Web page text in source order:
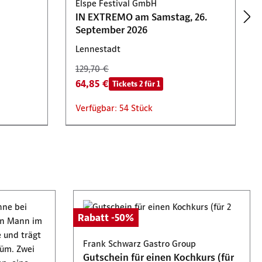
Elspe Festival GmbH
IN EXTREMO am Samstag, 26.
September 2026
Lennestadt
129,70 €
64,85 € Tickets 2 für 1
Verfügbar: 54 Stück
in
Hafermann-Reisen GmbH & Co. KG
300 € Wertgutschein für Städte-
Witten
Rabatt -50%
Frank Schwarz Gastro Group
Gutschein für einen Kochkurs (für